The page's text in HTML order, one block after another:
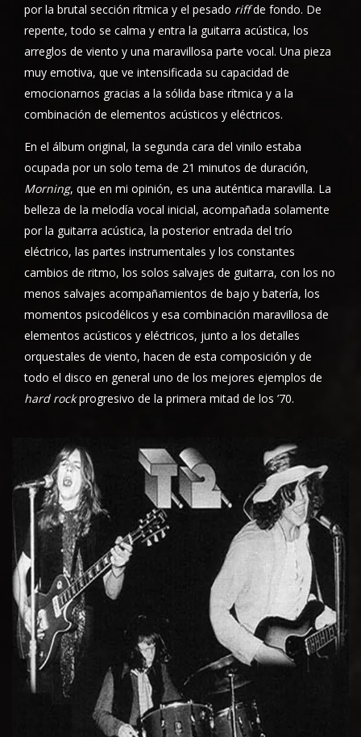
por la brutal sección rítmica y el pesado riffde fondo. De
repente, todo se calma y entra la guitarra acústica, los
arreglos de viento y una maravillosa parte vocal. Una pieza
muy emotiva, que ve intensificada su capacidad de
emocionarnos gracias a la sólida base rítmica y a la
combinación de elementos acústicos y eléctricos.
En el álbum original, la segunda cara del vinilo estaba
ocupada por un solo tema de 21 minutos de duración,
Morning, que en mi opinión, es una auténtica maravilla. La
belleza de la melodía vocal inicial, acompañada solamente
por la guitarra acústica, la posterior entrada del trío
eléctrico, las partes instrumentales y los constantes
cambios de ritmo, los solos salvajes de guitarra, con los no
menos salvajes acompañamientos de bajo y batería, los
momentos psicodélicos y esa combinación maravillosa de
elementos acústicos y eléctricos, junto a los detalles
orquestales de viento, hacen de esta composición y de
todo el disco en general uno de los mejores ejemplos de
hard rockprogresivo de la primera mitad de los ’70.